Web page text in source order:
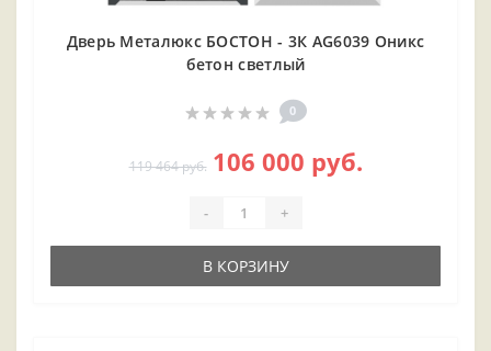
Дверь Металюкс БОСТОН - 3К AG6039 Оникс
бетон светлый
0
119 464 руб. 106 000 руб.
- +
В КОРЗИНУ